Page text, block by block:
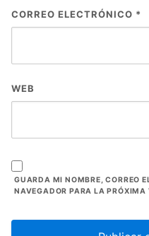
CORREO ELECTRÓNICO *
WEB
GUARDA MI NOMBRE, CORREO
NAVEGADOR PARA LA PRÓXIMA